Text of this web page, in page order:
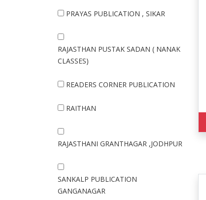
PRAYAS PUBLICATION , SIKAR
RAJASTHAN PUSTAK SADAN ( NANAK
CLASSES)
READERS CORNER PUBLICATION
RAITHAN
RAJASTHANI GRANTHAGAR ,JODHPUR
SANKALP PUBLICATION
GANGANAGAR